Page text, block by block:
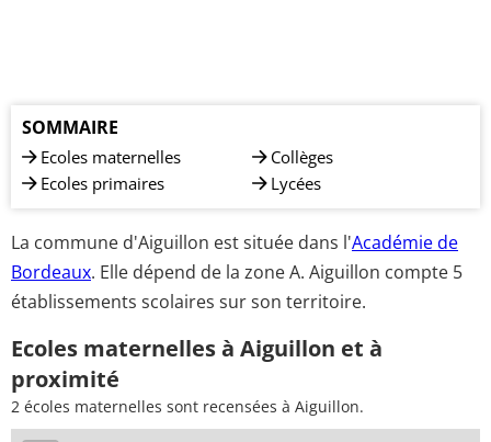
SOMMAIRE
Ecoles maternelles
Ecoles primaires
Collèges
Lycées
La commune d'Aiguillon est située dans l'Académie de
Bordeaux. Elle dépend de la zone A. Aiguillon compte 5
établissements scolaires sur son territoire.
Ecoles maternelles à Aiguillon et à
proximité
2 écoles maternelles sont recensées à Aiguillon.